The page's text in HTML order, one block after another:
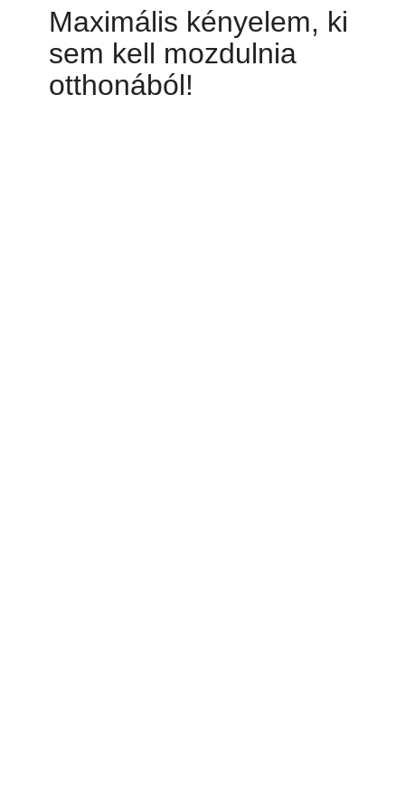
Maximális kényelem, ki
sem kell mozdulnia
otthonából!